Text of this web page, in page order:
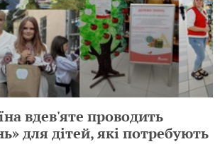
вдев'яте проводить
для дітей, які потребують